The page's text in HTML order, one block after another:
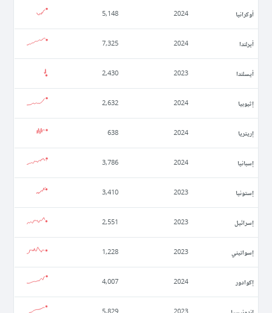
أوكرانيا 2024
5,148
أيرلندا 2024
7,325
أيسلندا 2023
2,430
إثيوبيا 2024
2,632
إريتريا 2024
638
إسبانيا 2024
3,786
إستونيا 2023
3,410
إسرائيل 2023
2,551
إسواتيني 2023
1,228
إكوادور 2024
4,007